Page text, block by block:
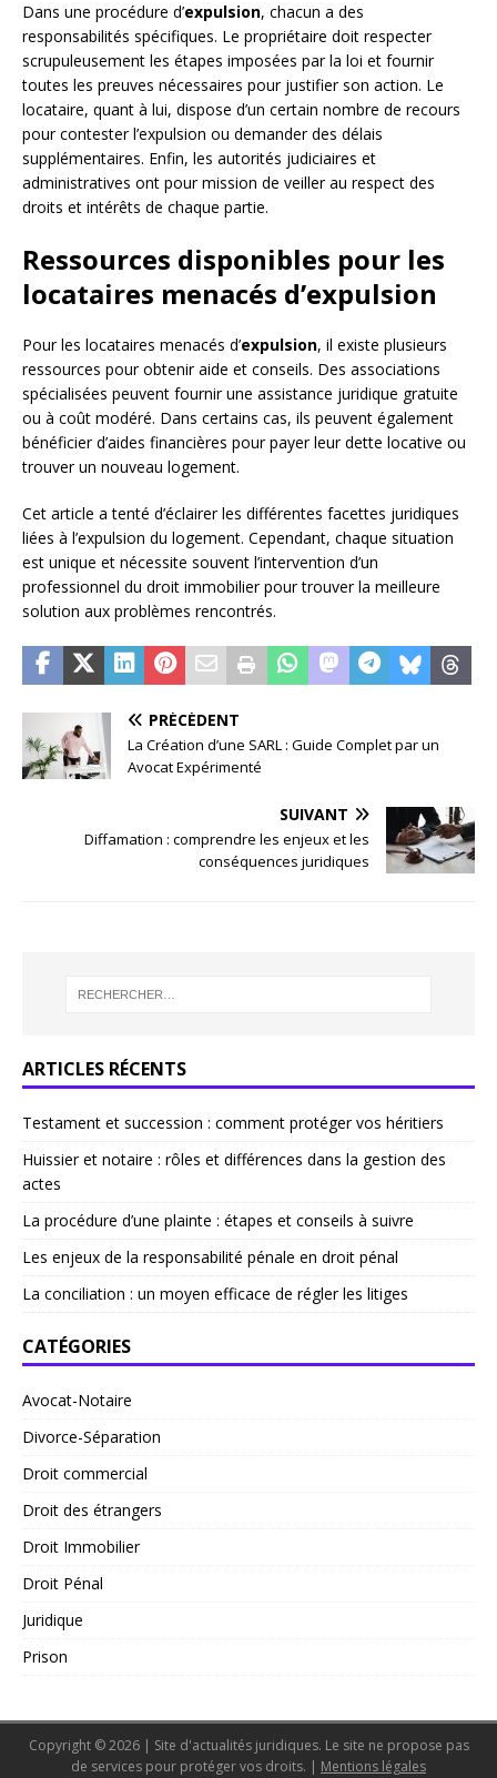
Dans une procédure d’expulsion, chacun a des
responsabilités spécifiques. Le propriétaire doit respecter
scrupuleusement les étapes imposées par la loi et fournir
toutes les preuves nécessaires pour justifier son action. Le
locataire, quant à lui, dispose d’un certain nombre de recours
pour contester l’expulsion ou demander des délais
supplémentaires. Enfin, les autorités judiciaires et
administratives ont pour mission de veiller au respect des
droits et intérêts de chaque partie.
Ressources disponibles pour les
locataires menacés d’expulsion
Pour les locataires menacés d’expulsion, il existe plusieurs
ressources pour obtenir aide et conseils. Des associations
spécialisées peuvent fournir une assistance juridique gratuite
ou à coût modéré. Dans certains cas, ils peuvent également
bénéficier d’aides financières pour payer leur dette locative ou
trouver un nouveau logement.
Cet article a tenté d’éclairer les différentes facettes juridiques
liées à l’expulsion du logement. Cependant, chaque situation
est unique et nécessite souvent l’intervention d’un
professionnel du droit immobilier pour trouver la meilleure
solution aux problèmes rencontrés.
PRÉCÉDENT
La Création d’une SARL : Guide Complet par un
Avocat Expérimenté
SUIVANT
Diffamation : comprendre les enjeux et les
conséquences juridiques
ARTICLES RÉCENTS
Testament et succession : comment protéger vos héritiers
Huissier et notaire : rôles et différences dans la gestion des
actes
La procédure d’une plainte : étapes et conseils à suivre
Les enjeux de la responsabilité pénale en droit pénal
La conciliation : un moyen efficace de régler les litiges
CATÉGORIES
Avocat-Notaire
Divorce-Séparation
Droit commercial
Droit des étrangers
Droit Immobilier
Droit Pénal
Juridique
Prison
Copyright © 2026 | Site d'actualités juridiques. Le site ne propose pas
de services pour protéger vos droits. | Mentions légales